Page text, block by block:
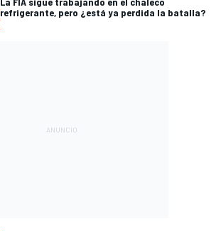
refrigerante, pero ¿está ya perdida la batalla?